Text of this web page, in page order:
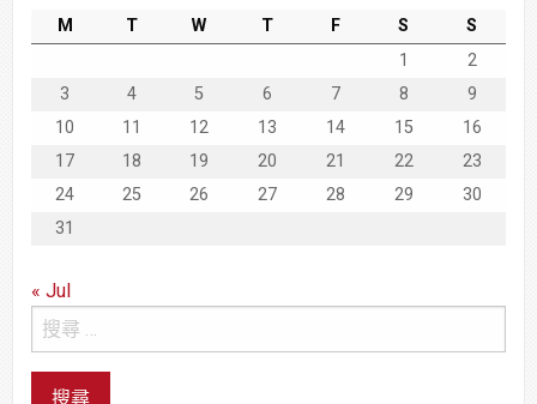
M T W T F S
S
1
2
3
4 5 6 7 8
9
10
11 12 13 14 15
16
17
18 19 20 21 22
23
24
25 26 27 28 29
30
31
« Jul